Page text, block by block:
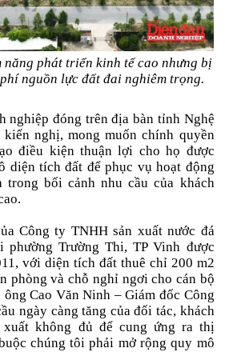
năng phát triển kinh tế cao nhưng bị
nguồn lực đất đai nghiêm trọng.
nghiệp đóng trên địa bàn tỉnh Nghệ
nghị, mong muốn chính quyền
điều kiện thuận lợi cho họ được
diện tích đất để phục vụ hoạt động
trong bối cảnh nhu cầu của khách
Công ty TNHH sản xuất nước đá
Trường Thi, TP Vinh được
với diện tích đất thuê chỉ 200 m2
phòng và chỗ nghỉ ngơi cho cán bộ
Cao Văn Ninh – Giám đốc Công
ngày càng tăng của đối tác, khách
xuất không đủ để cung ứng ra thị
chúng tôi phải mở rộng quy mô